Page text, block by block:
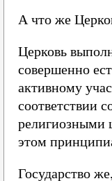
А что же
Церковь
совершенно
активному
соответствии
религиозными
этом
Государство